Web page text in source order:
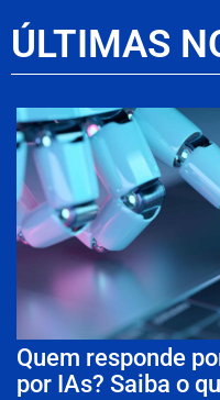
ÚLTIMAS
Quem responde
por IAs? Saiba o